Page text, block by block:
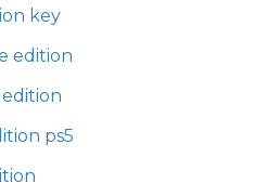
key
edition
ps5